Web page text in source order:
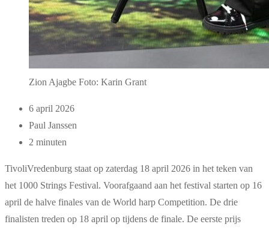
Zion Ajagbe Foto: Karin Grant
6 april 2026
Paul Janssen
2 minuten
TivoliVredenburg staat op zaterdag 18 april 2026 in het teken van
het 1000 Strings Festival. Voorafgaand aan het festival starten op 16
april de halve finales van de World harp Competition. De drie
finalisten treden op 18 april op tijdens de finale. De eerste prijs